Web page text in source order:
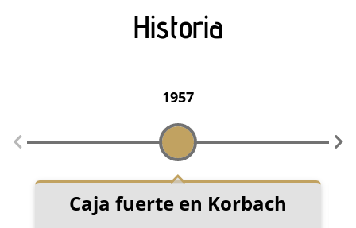
Historia
1957
Caja fuerte en Korbach